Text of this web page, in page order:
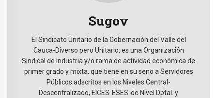
Sugov
El Sindicato Unitario de la Gobernación del Valle del
Cauca-Diverso pero Unitario, es una Organización
Sindical de Industria y/o rama de actividad económica de
primer grado y mixta, que tiene en su seno a Servidores
Públicos adscritos en los Niveles Central-
Descentralizado, EICES-ESES-de Nivel Dptal. y